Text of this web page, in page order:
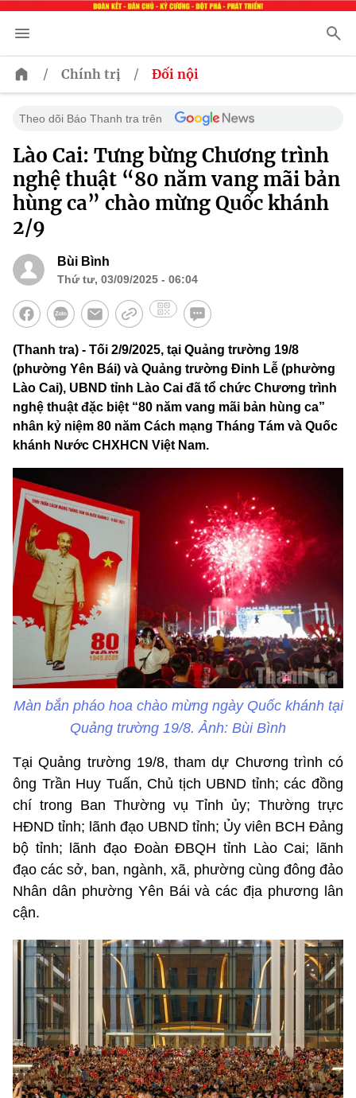
/ Chính trị / Đối nội
Theo dõi Báo Thanh tra trên
Lào Cai: Tưng bừng Chương trình
nghệ thuật “80 năm vang mãi bản
hùng ca” chào mừng Quốc khánh
2/9
Bùi Bình
Thứ tư, 03/09/2025 - 06:04
(Thanh tra) - Tối 2/9/2025, tại Quảng trường 19/8
(phường Yên Bái) và Quảng trường Đinh Lễ (phường
Lào Cai), UBND tỉnh Lào Cai đã tổ chức Chương trình
nghệ thuật đặc biệt “80 năm vang mãi bản hùng ca”
nhân kỷ niệm 80 năm Cách mạng Tháng Tám và Quốc
khánh Nước CHXHCN Việt Nam.
Màn bắn pháo hoa chào mừng ngày Quốc khánh tại
Quảng trường 19/8. Ảnh: Bùi Bình
Tại Quảng trường 19/8, tham dự Chương trình có
ông Trần Huy Tuấn, Chủ tịch UBND tỉnh; các đồng
chí trong Ban Thường vụ Tỉnh ủy; Thường trực
HĐND tỉnh; lãnh đạo UBND tỉnh; Ủy viên BCH Đảng
bộ tỉnh; lãnh đạo Đoàn ĐBQH tỉnh Lào Cai; lãnh
đạo các sở, ban, ngành, xã, phường cùng đông đảo
Nhân dân phường Yên Bái và các địa phương lân
cận.